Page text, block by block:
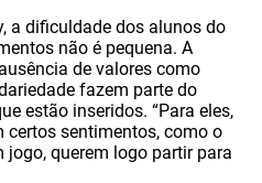
a dificuldade dos alunos do
não é pequena. A
de valores como
fazem parte do
estão inseridos. “Para eles,
sentimentos, como o
querem logo partir para